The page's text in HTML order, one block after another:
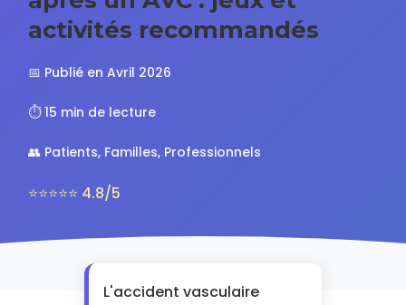
activités recommandés
📅 Publié en Avril 2026
⏱️ 15 min de lecture
👥 Patients, Familles, Professionnels
⭐⭐⭐⭐⭐ 4.8/5
L'accident vasculaire